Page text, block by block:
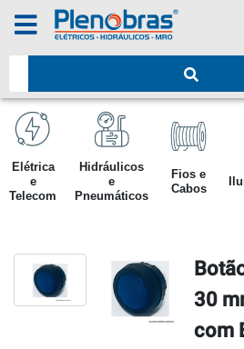
Elétrica
e
Telecom
Hidráulicos
e
Pneumáticos
Fios e
Cabos
30
com